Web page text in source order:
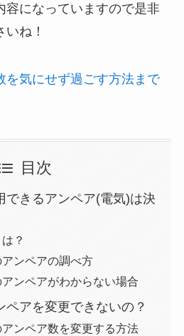
容になっていますので是非
ね！
を気にせず過ごす方法まで
目次
できるアンペア(電気)は決
？
ンペアの調べ方
ンペアがわからない場合
ペアを変更できないの？
ンペア数を変更する方法